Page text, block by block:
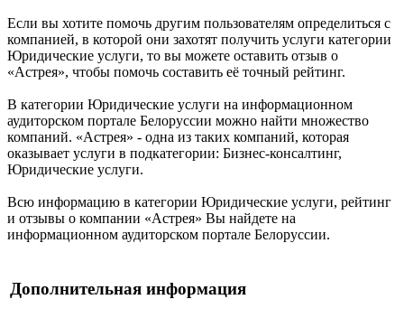
Если вы хотите помочь другим пользователям определиться с
компанией, в которой они захотят получить услуги категории
Юридические услуги, то вы можете оставить отзыв о
«Астрея», чтобы помочь составить её точный рейтинг.
В категории Юридические услуги на информационном
аудиторском портале Белоруссии можно найти множество
компаний. «Астрея» - одна из таких компаний, которая
оказывает услуги в подкатегории: Бизнес-консалтинг,
Юридические услуги.
Всю информацию в категории Юридические услуги, рейтинг
и отзывы о компании «Астрея» Вы найдете на
информационном аудиторском портале Белоруссии.
Дополнительная информация